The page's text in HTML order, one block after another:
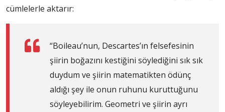
cümlelerle aktarır:
“Boileau’nun, Descartes’ın felsefesinin
şiirin boğazını kestiğini söylediğini sık sık
duydum ve şiirin matematikten ödünç
aldığı şey ile onun ruhunu kuruttuğunu
söyleyebilirim. Geometri ve şiirin ayrı